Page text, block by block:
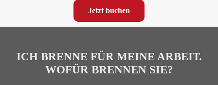
Jetzt buchen
ICH BRENNE FÜR MEINE ARBEIT.
WOFÜR BRENNEN SIE?